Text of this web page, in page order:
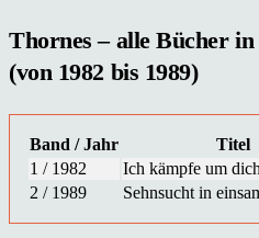
Thornes – alle Bücher
(von 1982 bis 1989)
Band / Jahr Titel
1 / 1982
Ich kämpfe um dich
2 / 1989
Sehnsucht in